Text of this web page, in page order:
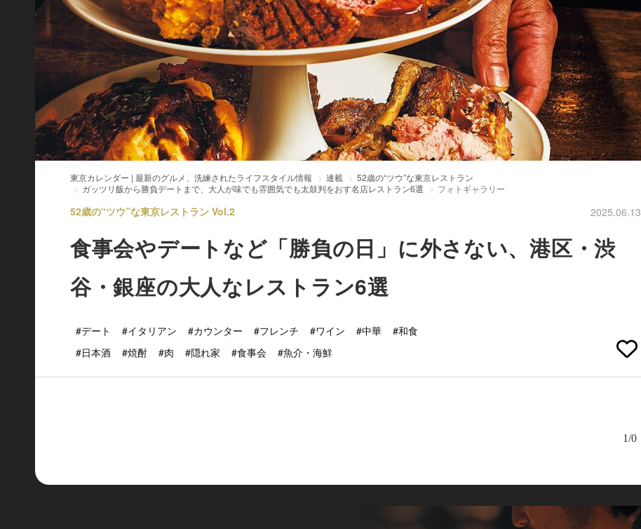
東京カレンダー | 最新のグルメ、洗練されたライフスタイル情報 連載
52歳の“ツウ”な東京レストラン
ガッツリ飯から勝負デートまで、大人が味でも雰囲気でも太鼓判をおす名店レストラン6選
フォトギャラリー
52歳の“ツウ”な東京レストラン Vol.2 2025.06.13
食事会やデートなど「勝負の日」に外さない、港区・渋
谷・銀座の大人なレストラン6選
#デート #イタリアン #カウンター #フレンチ #ワイン #中華
#和食
#日本酒
#焼酎 #肉 #隠れ家 #食事会 #魚介・海鮮
1/0